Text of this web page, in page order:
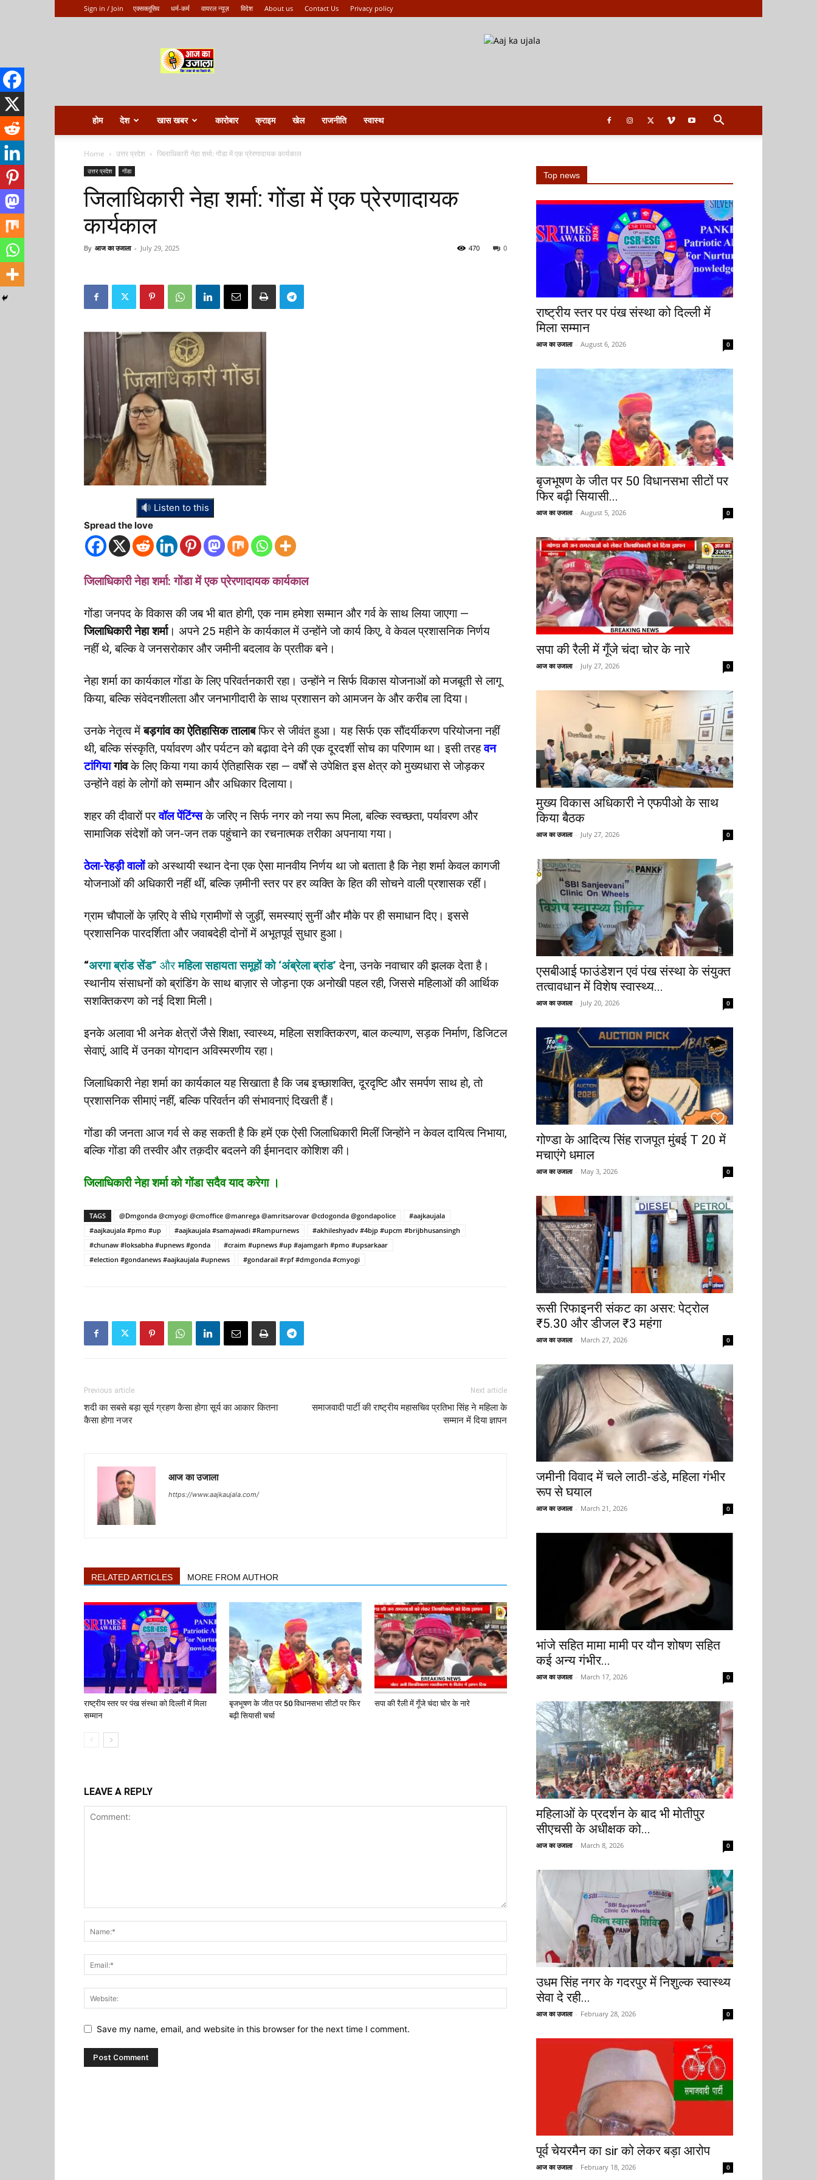
Sign in / Join एक्सक्लूसिव धर्म-कर्म वायरल न्यूज़ विदेश About us Contact Us Privacy policy
ka
ujala
होम देश खास खबर कारोबार क्राइम खेल राजनीति स्वास्थ
Home उत्तर प्रदेश जिलाधिकारी नेहा शर्मा: गोंडा में एक प्रेरणादायक कार्यकाल
उत्तर प्रदेश गोंडा
जिलाधिकारी नेहा शर्मा: गोंडा में एक प्रेरणादायक
कार्यकाल
By आज का उजाला - July 29, 2025 0
470
Listen to this
Spread the love
जिलाधिकारी नेहा शर्मा: गोंडा में एक प्रेरणादायक कार्यकाल
गोंडा जनपद के विकास की जब भी बात होगी, एक नाम हमेशा सम्मान और गर्व के साथ लिया जाएगा —
जिलाधिकारी नेहा शर्मा। अपने 25 महीने के कार्यकाल में उन्होंने जो कार्य किए, वे केवल प्रशासनिक निर्णय
नहीं थे, बल्कि वे जनसरोकार और जमीनी बदलाव के प्रतीक बने।
नेहा शर्मा का कार्यकाल गोंडा के लिए परिवर्तनकारी रहा। उन्होंने न सिर्फ विकास योजनाओं को मजबूती से लागू
किया, बल्कि संवेदनशीलता और जनभागीदारी के साथ प्रशासन को आमजन के और करीब ला दिया।
उनके नेतृत्व मेंबड़गांव का ऐतिहासिक तालाबफिर से जीवंत हुआ। यह सिर्फ एक सौंदर्यीकरण परियोजना नहीं
थी, बल्कि संस्कृति, पर्यावरण और पर्यटन को बढ़ावा देने की एक दूरदर्शी सोच का परिणाम था। इसी तरहवन
टांगियागांवके लिए किया गया कार्य ऐतिहासिक रहा — वर्षों से उपेक्षित इस क्षेत्र को मुख्यधारा से जोड़कर
उन्होंने वहां के लोगों को सम्मान और अधिकार दिलाया।
शहर की दीवारों परवॉल पेंटिंग्सके जरिए न सिर्फ नगर को नया रूप मिला, बल्कि स्वच्छता, पर्यावरण और
सामाजिक संदेशों को जन-जन तक पहुंचाने का रचनात्मक तरीका अपनाया गया।
ठेला-रेहड़ी वालोंको अस्थायी स्थान देना एक ऐसा मानवीय निर्णय था जो बताता है कि नेहा शर्मा केवल कागजी
योजनाओं की अधिकारी नहीं थीं, बल्कि ज़मीनी स्तर पर हर व्यक्ति के हित की सोचने वाली प्रशासक रहीं।
ग्राम चौपालों के ज़रिए वे सीधे ग्रामीणों से जुड़ीं, समस्याएं सुनीं और मौके पर ही समाधान दिए। इससे
प्रशासनिक पारदर्शिता और जवाबदेही दोनों में अभूतपूर्व सुधार हुआ।
“अरगा ब्रांड सेंड” औरमहिला सहायता समूहों को ‘अंब्रेला ब्रांड’ देना, उनके नवाचार की झलक देता है।
स्थानीय संसाधनों को ब्रांडिंग के साथ बाज़ार से जोड़ना एक अनोखी पहल रही, जिससे महिलाओं की आर्थिक
सशक्तिकरण को नई दिशा मिली।
इनके अलावा भी अनेक क्षेत्रों जैसे शिक्षा, स्वास्थ्य, महिला सशक्तिकरण, बाल कल्याण, सड़क निर्माण, डिजिटल
सेवाएं, आदि में उनका योगदान अविस्मरणीय रहा।
जिलाधिकारी नेहा शर्मा का कार्यकाल यह सिखाता है कि जब इच्छाशक्ति, दूरदृष्टि और समर्पण साथ हो, तो
प्रशासनिक सीमाएं नहीं, बल्कि परिवर्तन की संभावनाएं दिखती हैं।
गोंडा की जनता आज गर्व से कह सकती है कि हमें एक ऐसी जिलाधिकारी मिलीं जिन्होंने न केवल दायित्व निभाया,
बल्कि गोंडा की तस्वीर और तक़दीर बदलने की ईमानदार कोशिश की।
जिलाधिकारी नेहा शर्मा को गोंडा सदैव याद करेगा ।
TAGS @Dmgonda @cmyogi @cmoffice @manrega @amritsarovar @cdogonda @gondapolice
#aajkaujala
#aajkaujala #pmo #up
#aajkaujala #samajwadi #Rampurnews
#akhileshyadv #4bjp #upcm #brijbhusansingh
#chunaw #loksabha #upnews #gonda
#craim #upnews #up #ajamgarh #pmo #upsarkaar
#election #gondanews #aajkaujala #upnews
#gondarail #rpf #dmgonda #cmyogi
Previous article
शदी का सबसे बड़ा सूर्य ग्रहण कैसा होगा सूर्य का आकार कितना
कैसा होगा नजर
Next article
समाजवादी पार्टी की राष्ट्रीय महासचिव प्रतिभा सिंह ने महिला के
सम्मान में दिया ज्ञापन
आज का उजाला
https://www.aajkaujala.com/
RELATED ARTICLES MORE FROM AUTHOR
राष्ट्रीय स्तर पर पंख संस्था को दिल्ली में मिला
सम्मान
बृजभूषण के जीत पर 50 विधानसभा सीटों पर फिर
बढ़ी सियासी चर्चा
सपा की रैली में गूँजे चंदा चोर के नारे
LEAVE A REPLY
Save my name, email, and website in this browser for the next time I comment.
Top news
राष्ट्रीय स्तर पर पंख संस्था को दिल्ली में
मिला सम्मान
आज का उजाला - August 6, 2026 0
बृजभूषण के जीत पर 50 विधानसभा सीटों पर
फिर बढ़ी सियासी...
आज का उजाला - August 5, 2026 0
सपा की रैली में गूँजे चंदा चोर के नारे
आज का उजाला - July 27, 2026 0
मुख्य विकास अधिकारी ने एफपीओ के साथ
किया बैठक
आज का उजाला - July 27, 2026 0
एसबीआई फाउंडेशन एवं पंख संस्था के संयुक्त
तत्वावधान में विशेष स्वास्थ्य...
आज का उजाला - July 20, 2026 0
गोण्डा के आदित्य सिंह राजपूत मुंबई T 20 में
मचाएंगे धमाल
आज का उजाला - May 3, 2026 0
रूसी रिफाइनरी संकट का असर: पेट्रोल
₹5.30 और डीजल ₹3 महंगा
आज का उजाला - March 27, 2026 0
जमीनी विवाद में चले लाठी-डंडे, महिला गंभीर
रूप से घयाल
आज का उजाला - March 21, 2026 0
भांजे सहित मामा मामी पर यौन शोषण सहित
कई अन्य गंभीर...
आज का उजाला - March 17, 2026 0
महिलाओं के प्रदर्शन के बाद भी मोतीपुर
सीएचसी के अधीक्षक को...
आज का उजाला - March 8, 2026 0
उधम सिंह नगर के गदरपुर में निशुल्क स्वास्थ्य
सेवा दे रही...
आज का उजाला - February 28, 2026 0
पूर्व चेयरमैन का sir को लेकर बड़ा आरोप
आज का उजाला - February 18, 2026 0